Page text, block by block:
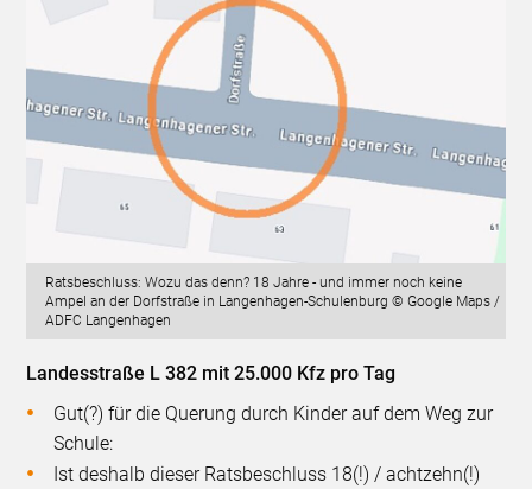
Ratsbeschluss: Wozu das denn? 18 Jahre - und immer noch keine
Ampel an der Dorfstraße in Langenhagen-Schulenburg © Google Maps /
ADFC Langenhagen
Landesstraße L 382 mit 25.000 Kfz pro Tag
Gut(?) für die Querung durch Kinder auf dem Weg zur
Schule:
Ist deshalb dieser Ratsbeschluss 18(!) / achtzehn(!)